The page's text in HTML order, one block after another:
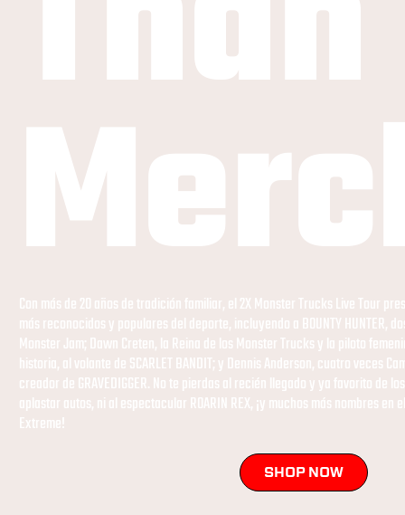
Con más de 20 años de tradición familiar, el 2X Monster Trucks Live Tour
más reconocidos y populares del deporte, incluyendo a BOUNTY HUNTER,
Monster Jam; Dawn Creten, la Reina de los Monster Trucks y la piloto
historia, al volante de SCARLET BANDIT; y Dennis Anderson, cuatro veces
creador de GRAVEDIGGER. No te pierdas al recién llegado y ya favorito de
aplastar autos, ni al espectacular ROARIN REX, ¡y muchos más nombres
Extreme!
SHOP NOW